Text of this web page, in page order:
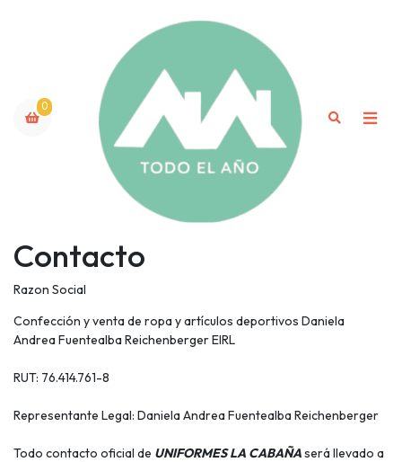
0
Contacto
Razon Social
Confección y venta de ropa y artículos deportivos Daniela
Andrea Fuentealba Reichenberger EIRL
RUT: 76.414.761-8
Representante Legal: Daniela Andrea Fuentealba Reichenberger
Todo contacto oficial de UNIFORMES LA CABAÑAserá llevado a